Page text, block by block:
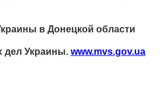
в Донецкой области
дел Украины. www.mvs.gov.ua